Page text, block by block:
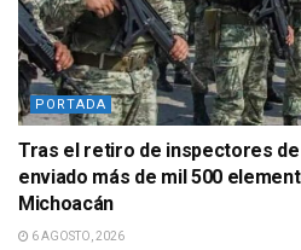
PORTADA
Tras el retiro de inspectores de
enviado más de mil 500
Michoacán
6 AGOSTO, 2026